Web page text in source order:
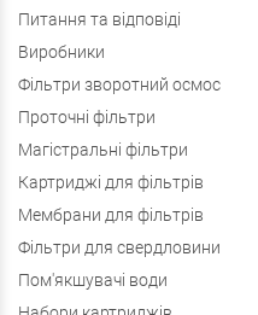
Питання та відповіді
Виробники
Фільтри зворотний осмос
Проточні фільтри
Магістральні фільтри
Картриджі для фільтрів
Мембрани для фільтрів
Фільтри для свердловини
Пом'якшувачі води